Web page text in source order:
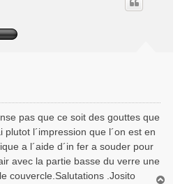
pas que ce soit des gouttes que
plutot l´impression que l´on est en
a l´aide d´in fer a souder pour
avec la partie basse du verre une
couvercle.Salutations .Josito